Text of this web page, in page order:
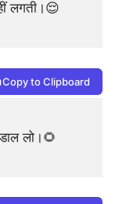
लगती।😌
Copy to Clipboard
लो।🌻